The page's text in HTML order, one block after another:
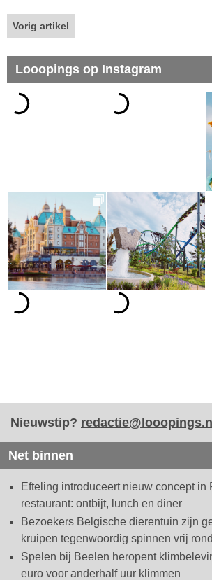
Vorig artikel
Looopings op Instagram
Nieuwstip? redactie@looopings.nl
Net binnen
Efteling introduceert nieuw concept in
restaurant: ontbijt, lunch en diner
Bezoekers Belgische dierentuin zijn
kruipen tegenwoordig spinnen vrij rond
Spelen bij Beelen heropent
euro voor anderhalf uur klimmen